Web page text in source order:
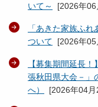
いて～
[2026年06
「あきた家族ふ
ついて [2026年05
【募集期間延長
張秋田県大会－」
へ）
[2026年04月